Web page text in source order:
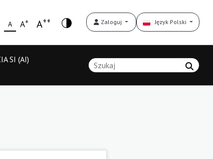
A A+ A++ Zaloguj Język Polski
SI (AI)